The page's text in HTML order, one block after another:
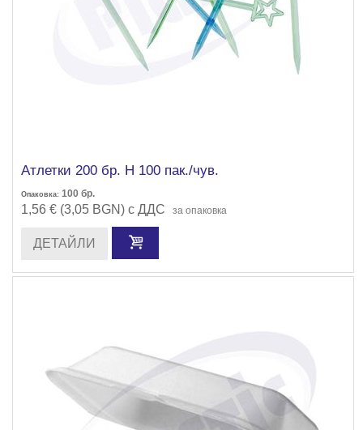
Атлетки 200 бр. Н 100 пак./чув.
Опаковка: 100 бр.
1,56 € (3,05 BGN) с ДДС за опаковка
ДЕТАЙЛИ